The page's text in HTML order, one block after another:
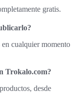
gratis.
en cualquier momento
Trokalo.com?
desde